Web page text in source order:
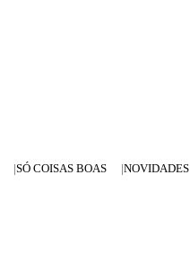
SÓ COISAS BOAS NOVIDADES